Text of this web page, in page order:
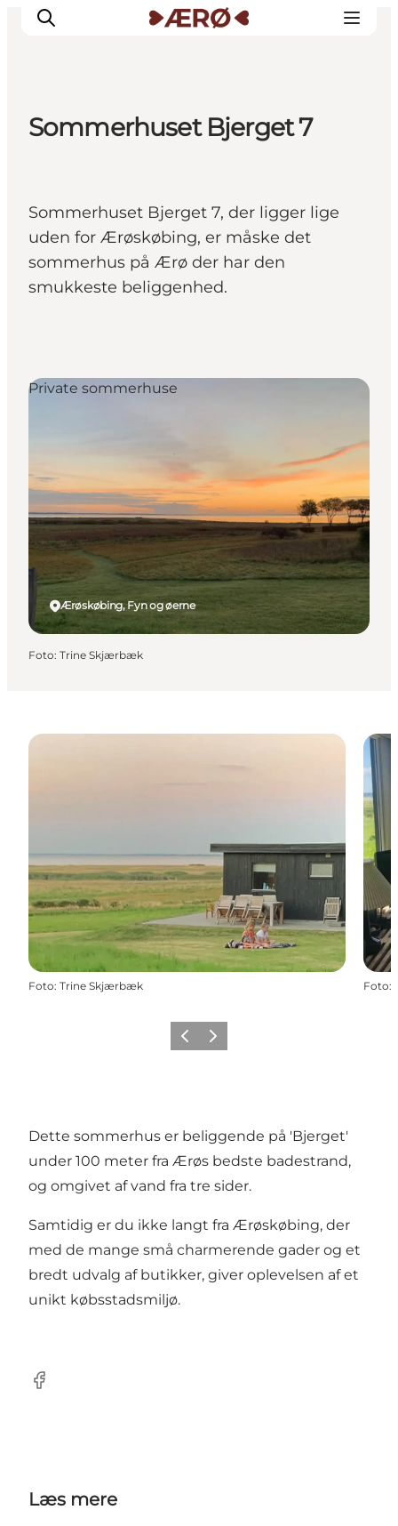
Oplevelser
Events
Planlæg ferien
Sommerhuset Bjerget 7
Sommerhuset Bjerget 7, der ligger lige
uden for Ærøskøbing, er måske det
sommerhus på Ærø der har den
smukkeste beliggenhed.
Ærøskøbing, Fyn og øerne
Private sommerhuse
Foto: Trine Skjærbæk
Foto: Trine Skjærbæk Foto:
ForrigeNæste
Dette sommerhus er beliggende på 'Bjerget'
under 100 meter fra Ærøs bedste badestrand,
og omgivet af vand fra tre sider.
Samtidig er du ikke langt fra Ærøskøbing, der
med de mange små charmerende gader og et
bredt udvalg af butikker, giver oplevelsen af et
unikt købsstadsmiljø.
Facebook
Læs mere